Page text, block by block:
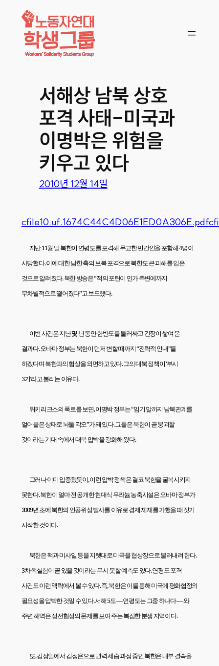
콘텐츠로
바로가기
서해상 남북 상호
포격 사태-미국과
이명박은 위험을
키우고 있다
2010년 12월 14일
cfile10.uf.1674C44C4D06E1ED0A306E.pdf
지난11월 말 북한이 연평도를 포격해 무고한 민간인을 포함해4명이
사망했다.이에 대한 남한 측의 보복 포격으로 북한도 큰 피해를 입은
것으로 알려졌다.북한 방송은 “적의 포탄이 민가 주변에까지
무차별적으로 떨어졌다”고 보도했다.
이번 사건은 지난 몇 년 동안 한반도를 둘러싸고 긴장이 쌓여 온
결과다.오바마 정부는 북한이 먼저 변할 때까지 “전략적 인내”를
하겠다며 북한과의 협상을 외면하고 있다.그의 대북 정책이 ‘부시
3기’라고 불리는 이유다.
위키리크스의 폭로를 보면,이명박 정부는 “임기 말까지 남북관계를
얼어붙은 상태로 놔둘 각오”가 돼 있다.그들은 북한이 곧 붕괴할
것이라는 기대 속에서 대북 압박을 강화해 왔다.
그러나 이미 입증됐듯이,이런 압박 정책은 결코 북한을 굴복시키지
못한다.북한이 얼마 전 공개한 현대식 우라늄 농축시설은 오바마 정부가
2009년 초에 북한의 인공위성 발사를 이유로 경제 제재를 가했을 때 짓기
시작한 것이다.
북한은 핵과 미사일 등을 지렛대로 미국을 협상장으로 불러내려 한다.
3차 핵실험이 곧 있을 것이라는 무시 못할 예측도 있다.연평도 포격
사건도 이런 맥락에서 볼 수 있다.즉,북한은 이를 통해 미국에 평화협정의
필요성을 압박한 것일 수 있다.서해5도 — 연평도는 그중 하나다 — 와
주변 해역은 정전협정의 문제를 보여 주는 복잡한 분쟁 지역이다.
또,김정일에서 김정은으로 권력 세습 과정 중인 북한은 내부 결속을